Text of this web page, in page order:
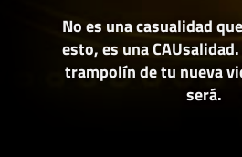
No es una casualidad
esto, es una
trampolín de tu nueva
será.